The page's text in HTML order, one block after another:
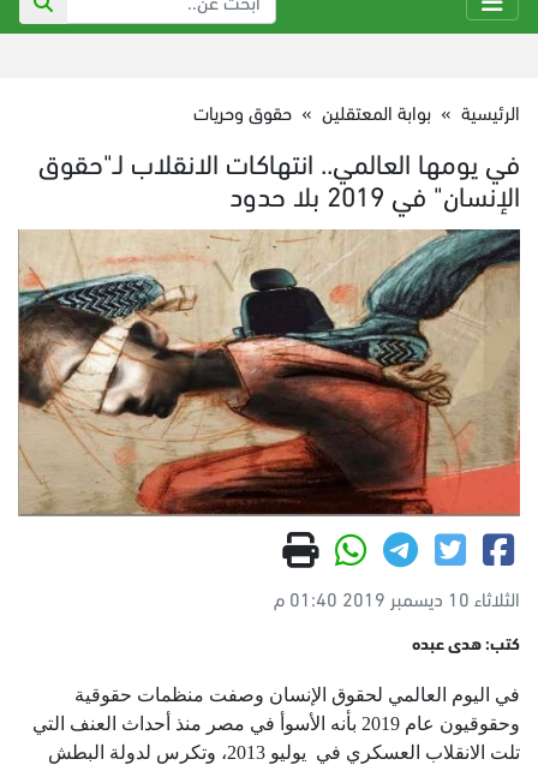
الرئيسية » بوابة المعتقلين » حقوق وحريات
في يومها العالمي.. انتهاكات الانقلاب لـ"حقوق
الإنسان" في 2019 بلا حدود
الثلاثاء 10 ديسمبر 2019 01:40 م
كتب: هدى عبده
في اليوم العالمي لحقوق الإنسان وصفت منظمات حقوقية
وحقوقيون عام 2019 بأنه الأسوأ في مصر منذ أحداث العنف التي
تلت الانقلاب العسكري في يوليو 2013، وتكرس لدولة البطش